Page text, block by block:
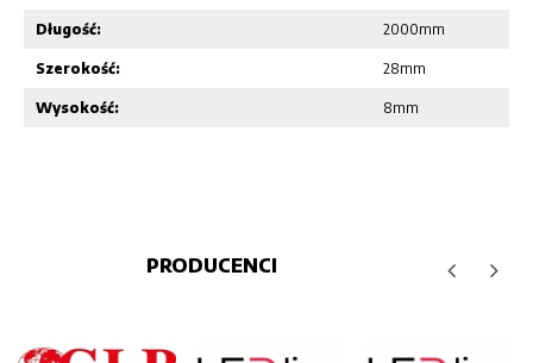
Długość: 2000mm
Szerokość: 28mm
Wysokość: 8mm
PRODUCENCI